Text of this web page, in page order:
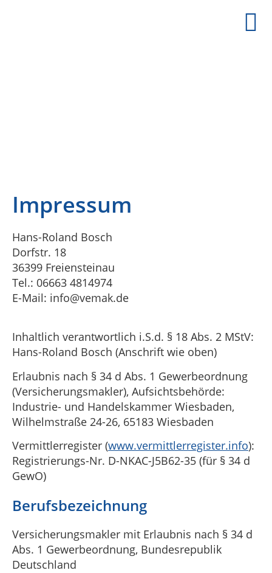
Impressum
Hans-Roland Bosch
Dorfstr. 18
36399 Freiensteinau
Tel.: 06663 4814974
E-Mail: info@vemak.de
Inhaltlich verantwortlich i.S.d. § 18 Abs. 2 MStV:
Hans-Roland Bosch (Anschrift wie oben)
Erlaubnis nach § 34 d Abs. 1 Gewerbeordnung
(Versicherungsmakler), Aufsichtsbehörde:
Industrie- und Handelskammer Wiesbaden,
Wilhelmstraße 24-26, 65183 Wiesbaden
Vermittlerregister (www.vermittlerregister.info):
Registrierungs-Nr. D-NKAC-J5B62-35 (für § 34 d
GewO)
Berufsbezeichnung
Versicherungsmakler mit Erlaubnis nach § 34 d
Abs. 1 Gewerbeordnung, Bundesrepublik
Deutschland